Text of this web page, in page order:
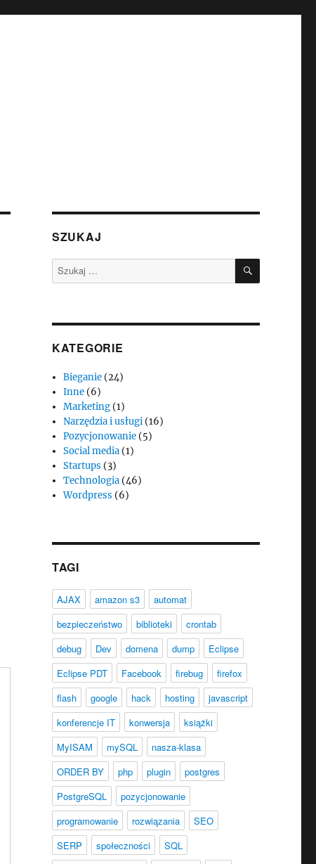
SZUKAJ
Szukaj: SZUKAJ
KATEGORIE
Bieganie (24)
Inne (6)
Marketing (1)
Narzędzia i usługi (16)
Pozycjonowanie (5)
Social media (1)
Startups (3)
Technologia (46)
Wordpress (6)
TAGI
AJAX amazon s3
automat
bezpieczeństwo
biblioteki
crontab
debug
Dev domena dump
Eclipse
Eclipse PDT
Facebook firebug
firefox
flash
google hack hosting
javascript
konferencje IT
konwersja
książki
MyISAM
mySQL
nasza-klasa
ORDER BY
php plugin
postgres
PostgreSQL
pozycjonowanie
programowanie
rozwiązania
SEO
SERP
społeczności
SQL